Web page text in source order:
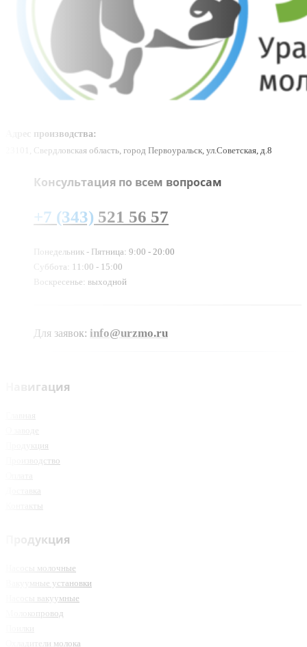
Адрес производства:
23101, Свердловская область, город Первоуральск, ул.Советская, д.8
Консультация по всем вопросам
+7 (343) 521 56 57
Понедельник - Пятница: 9:00 - 20:00
Суббота: 11:00 - 15:00
Воскресенье: выходной
Для заявок: info@urzmo.ru
Навигация
Главная
О заводе
Продукция
Производство
Доставка
Контакты
Продукция
Насосы молочные
Вакуумные установки
Насосы вакуумные
Молокопровод
Охладители молока